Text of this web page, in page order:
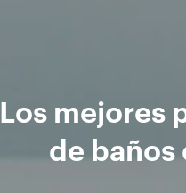
Los mejores
de baños